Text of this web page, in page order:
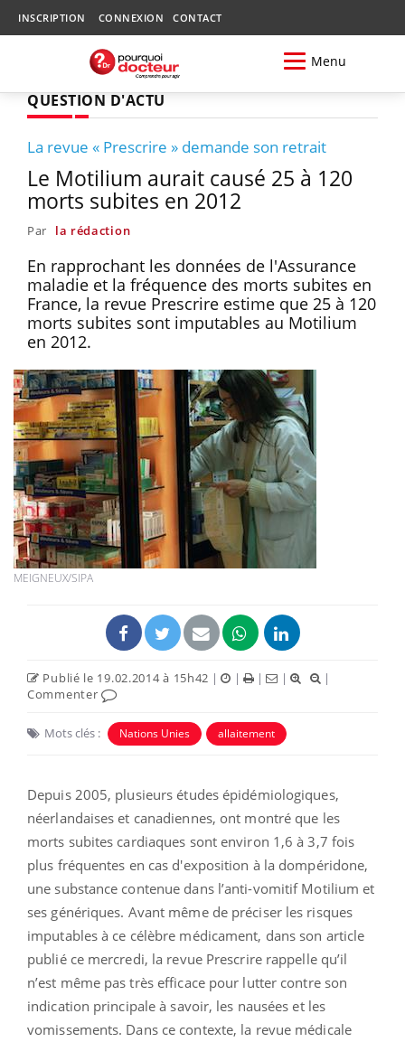
INSCRIPTION CONNEXION CONTACT
Menu
QUESTION D'ACTU
La revue « Prescrire » demande son retrait
Le Motilium aurait causé 25 à 120
morts subites en 2012
Par la rédaction
En rapprochant les données de l'Assurance
maladie et la fréquence des morts subites en
France, la revue Prescrire estime que 25 à 120
morts subites sont imputables au Motilium
en 2012.
MEIGNEUX/SIPA
Publié le 19.02.2014 à 15h42 | | | |
|
Commenter
Mots clés : Nations Unies allaitement
Depuis 2005, plusieurs études épidémiologiques,
néerlandaises et canadiennes, ont montré que les
morts subites cardiaques sont environ 1,6 à 3,7 fois
plus fréquentes en cas d'exposition à la dompéridone,
une substance contenue dans l’anti-vomitif Motilium et
ses génériques. Avant même de préciser les risques
imputables à ce célèbre médicament, dans son article
publié ce mercredi, la revue Prescrire rappelle qu’il
n’est même pas très efficace pour lutter contre son
indication principale à savoir, les nausées et les
vomissements. Dans ce contexte, la revue médicale